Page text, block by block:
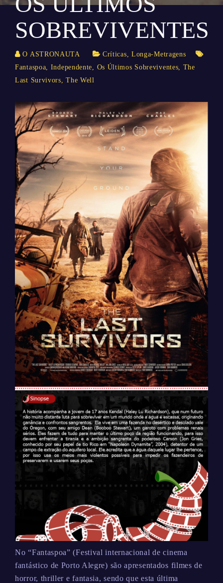
SOBREVIVENTES
O ASTRONAUTA Críticas, Longa-Metragens
Fantaspoa, Independente, Os Últimos Sobreviventes, The
Last Survivors,The Well
No “Fantaspoa” (Festival internacional de cinema
fantástico de Porto Alegre) são apresentados filmes de
horror, thriller e fantasia, sendo que esta última